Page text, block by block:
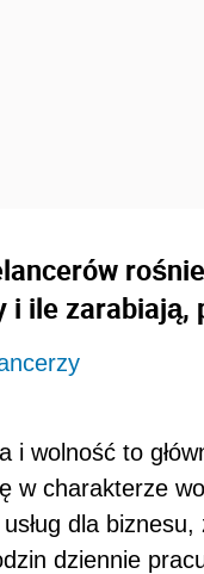
ile zarabiają,
i wolność to
w charakterze
dla
dziennie